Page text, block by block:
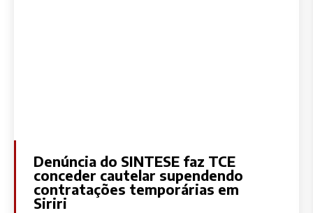
Denúncia do SINTESE faz TCE
conceder cautelar supendendo
contratações temporárias em
Siriri